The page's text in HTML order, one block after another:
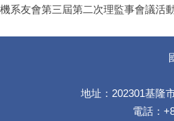
系友會第三屆第二次理監事會議活
地址：202301基隆
電話：